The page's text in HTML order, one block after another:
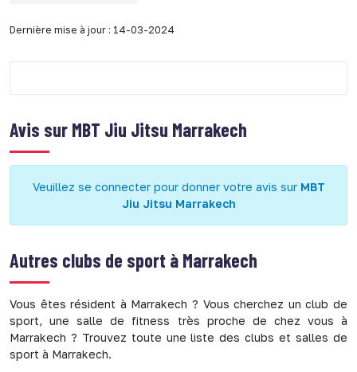
Dernière mise à jour : 14-03-2024
Avis sur MBT Jiu Jitsu Marrakech
Veuillez se connecter pour donner votre avis sur MBT
Jiu Jitsu Marrakech
Autres clubs de sport à Marrakech
Vous êtes résident à Marrakech ? Vous cherchez un club de
sport, une salle de fitness très proche de chez vous à
Marrakech ? Trouvez toute une liste des clubs et salles de
sport à Marrakech.